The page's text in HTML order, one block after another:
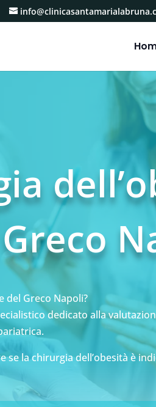
del Greco Napoli?
dedicato alla
la chirurgia dell’obesità è